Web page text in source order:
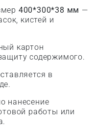
400*300*38 мм —
кистей и
картон
содержимого.
в
нанесение
работы или